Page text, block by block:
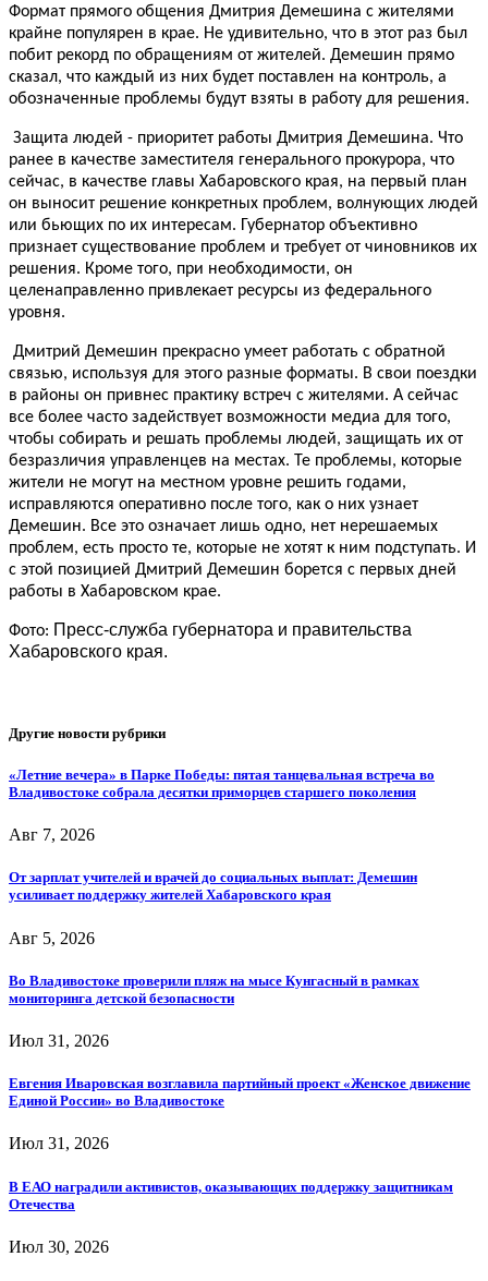
Формат прямого общения Дмитрия Демешина с жителями
крайне популярен в крае. Не удивительно, что в этот раз был
побит рекорд по обращениям от жителей. Демешин прямо
сказал, что каждый из них будет поставлен на контроль, а
обозначенные проблемы будут взяты в работу для решения.
Защита людей - приоритет работы Дмитрия Демешина. Что
ранее в качестве заместителя генерального прокурора, что
сейчас, в качестве главы Хабаровского края, на первый план
он выносит решение конкретных проблем, волнующих людей
или бьющих по их интересам. Губернатор объективно
признает существование проблем и требует от чиновников их
решения. Кроме того, при необходимости, он
целенаправленно привлекает ресурсы из федерального
уровня.
Дмитрий Демешин прекрасно умеет работать с обратной
связью, используя для этого разные форматы. В свои поездки
в районы он привнес практику встреч с жителями. А сейчас
все более часто задействует возможности медиа для того,
чтобы собирать и решать проблемы людей, защищать их от
безразличия управленцев на местах. Те проблемы, которые
жители не могут на местном уровне решить годами,
исправляются оперативно после того, как о них узнает
Демешин. Все это означает лишь одно, нет нерешаемых
проблем, есть просто те, которые не хотят к ним подступать. И
с этой позицией Дмитрий Демешин борется с первых дней
работы в Хабаровском крае.
Фото: Пресс-служба губернатора и правительства
Хабаровского края.
Другие новости рубрики
«Летние вечера» в Парке Победы: пятая танцевальная встреча во
Владивостоке собрала десятки приморцев старшего поколения
Авг 7, 2026
От зарплат учителей и врачей до социальных выплат: Демешин
усиливает поддержку жителей Хабаровского края
Авг 5, 2026
Во Владивостоке проверили пляж на мысе Кунгасный в рамках
мониторинга детской безопасности
Июл 31, 2026
Евгения Иваровская возглавила партийный проект «Женское движение
Единой России» во Владивостоке
Июл 31, 2026
В ЕАО наградили активистов, оказывающих поддержку защитникам
Отечества
Июл 30, 2026